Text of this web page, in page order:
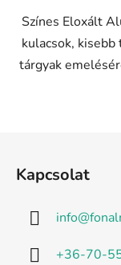
Színes Eloxált
kulacsok, kisebb
tárgyak
Kapcsolat
info@
+36-70-